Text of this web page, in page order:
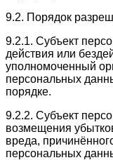
9.2. Порядок
9.2.1. Субъект
действия или
уполномоченный
персональных
порядке.
9.2.2. Субъект
возмещения
вреда,
персональных